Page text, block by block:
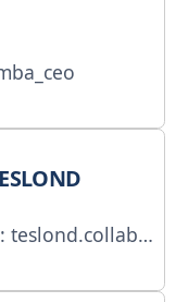
im Chat. A+: https://www.gosuslugi.ru/snet/673de079340096358bbcdac5